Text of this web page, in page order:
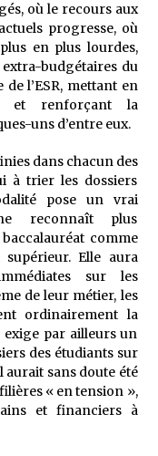
où le recours aux
progresse, où
en plus lourdes,
budgétaires du
l’ESR, mettant en
et renforçant la
uns d’entre eux.
dans chacun des
à trier les dossiers
pose un vrai
reconnaît plus
comme
supérieur. Elle aura
sur les
de leur métier, les
ordinairement la
exige par ailleurs un
des étudiants sur
aurait sans doute été
« en tension »,
et financiers à